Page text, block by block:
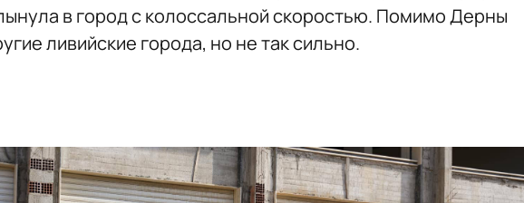
в город с колоссальной скоростью. Помимо Дерны
ливийские города, но не так сильно.